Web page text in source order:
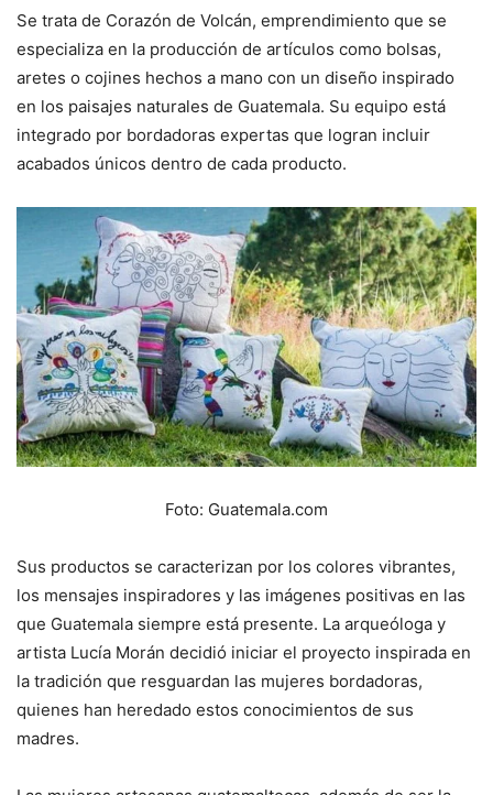
Se trata de Corazón de Volcán, emprendimiento que se
especializa en la producción de artículos como bolsas,
aretes o cojines hechos a mano con un diseño inspirado
en los paisajes naturales de Guatemala. Su equipo está
integrado por bordadoras expertas que logran incluir
acabados únicos dentro de cada producto.
Foto: Guatemala.com
Sus productos se caracterizan por los colores vibrantes,
los mensajes inspiradores y las imágenes positivas en las
que Guatemala siempre está presente. La arqueóloga y
artista Lucía Morán decidió iniciar el proyecto inspirada en
la tradición que resguardan las mujeres bordadoras,
quienes han heredado estos conocimientos de sus
madres.